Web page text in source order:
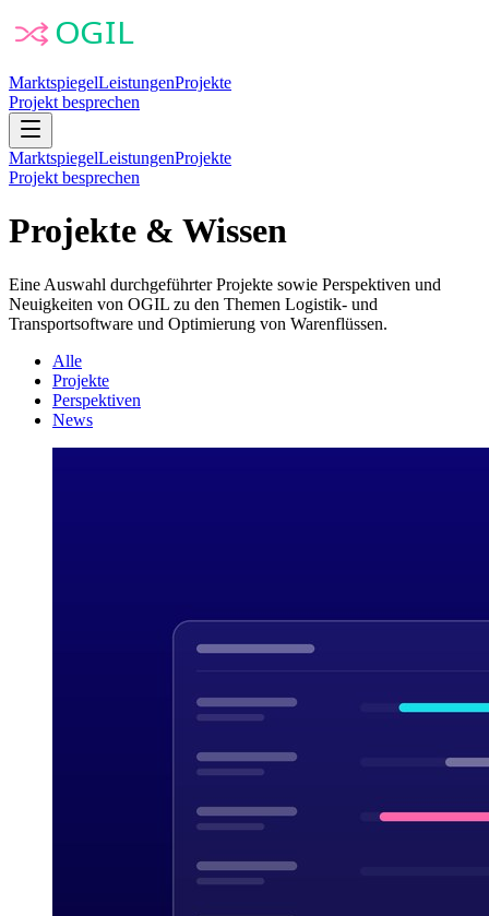
MarktspiegelLeistungenProjekte
Projekt besprechen
MarktspiegelLeistungenProjekte
Projekt besprechen
Projekte & Wissen
Eine Auswahl durchgeführter Projekte sowie Perspektiven und
Neuigkeiten von OGIL zu den Themen Logistik- und
Transportsoftware und Optimierung von Warenflüssen.
Alle
Projekte
Perspektiven
News